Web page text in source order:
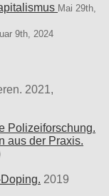
Mai 29th,
9th, 2024
2021,
Polizeiforschung.
aus der Praxis.
2019